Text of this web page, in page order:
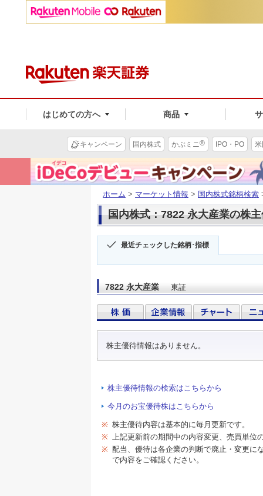
はじめての方へ 商品
キャンペーン 国内株式 かぶミニ® IPO・PO
ホーム > マーケット情報 > 国内株式銘柄検索
国内株式：7822 永大産業の株
最近チェックした銘柄･指標
7822 永大産業 東証
株主優待情報はありません。
株主優待情報の検索はこちらから
今月のお宝優待株はこちらから
※ 株主優待内容は基本的に毎月更新です。
※ 上記更新前の期間中の内容変更、売買単位
※ 配当、優待は各企業の判断で廃止・変更に
で内容をご確認ください。